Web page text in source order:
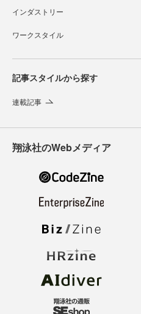
インダストリー
ワークスタイル
記事スタイルから探す
連載記事
翔泳社のWebメディア